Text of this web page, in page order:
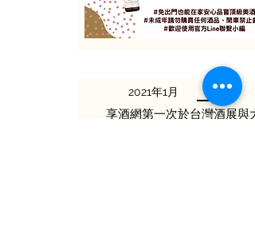
2021年1月
享酒網第一次於台灣酒展與